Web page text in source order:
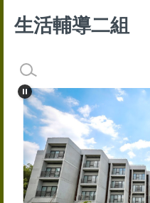
生活輔導二組